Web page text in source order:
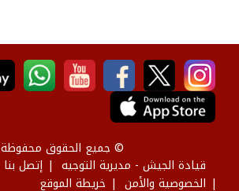
© جميع الحقوق محفوظة
قيادة الجيش - مديرية التوجيه
إتصل بنا
الخصوصية والأمن
خريطة الموقع